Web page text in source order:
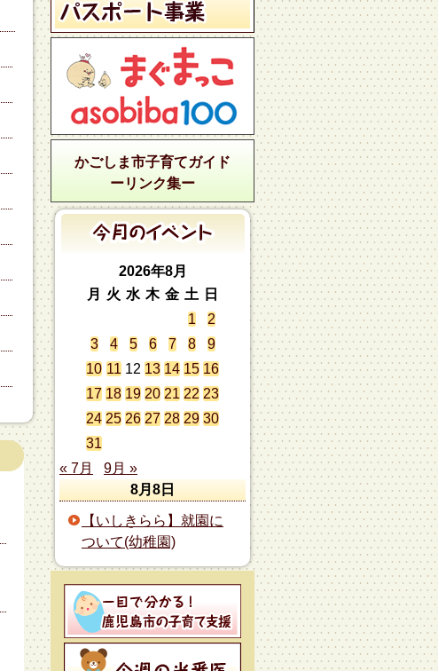
かごしま市子育てガイド
ーリンク集ー
2026年8月
月
火 水 木 金 土
日
1
2
3
4 5 6 7 8
9
10 11 12 13 14 15 16
17 18 19 20 21 22 23
24 25 26 27 28 29 30
31
« 7月
9月 »
8月8日
【いしきらら】就園に
ついて(幼稚園)